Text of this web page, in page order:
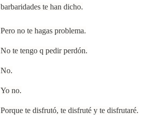
barbaridades te han dicho.
Pero no te hagas problema.
No te tengo q pedir perdón.
No.
Yo no.
Porque te disfrutó, te disfruté y te disfrutaré.